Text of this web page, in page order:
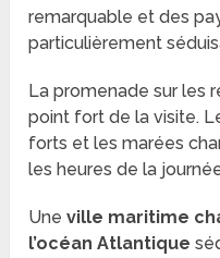
remarquable et des
particulièrement
La promenade sur les
point fort de la visite.
forts et les marées
les heures de la
Uneville maritime
l’océan Atlantique